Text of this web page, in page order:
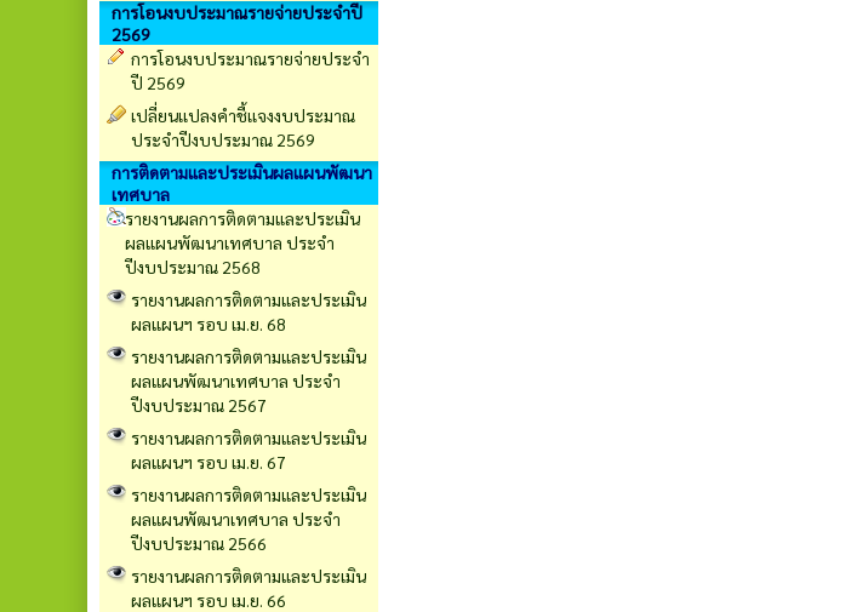
การโอนงบประมาณรายจ่ายประจำปี
2569
การโอนงบประมาณรายจ่ายประจำ
ปี 2569
เปลี่ยนเเปลงคำชี้เเจงงบประมาณ
ประจำปีงบประมาณ 2569
การติดตามและประเมินผลแผนพัฒนา
เทศบาล
รายงานผลการติดตามและประเมิน
ผลแผนพัฒนาเทศบาล ประจำ
ปีงบประมาณ 2568
รายงานผลการติดตามและประเมิน
ผลแผนฯ รอบ เม.ย. 68
รายงานผลการติดตามและประเมิน
ผลแผนพัฒนาเทศบาล ประจำ
ปีงบประมาณ 2567
รายงานผลการติดตามและประเมิน
ผลแผนฯ รอบ เม.ย. 67
รายงานผลการติดตามและประเมิน
ผลแผนพัฒนาเทศบาล ประจำ
ปีงบประมาณ 2566
รายงานผลการติดตามและประเมิน
ผลแผนฯ รอบ เม.ย. 66